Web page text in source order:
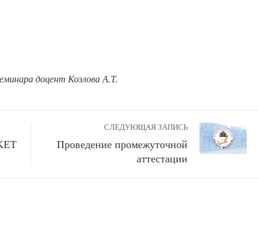
доцент Козлова А.Т.
СЛЕДУЮЩАЯ ЗАПИСЬ
Проведение промежуточной
аттестации